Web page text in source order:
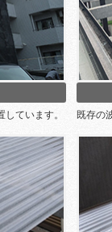
ています。 既存の